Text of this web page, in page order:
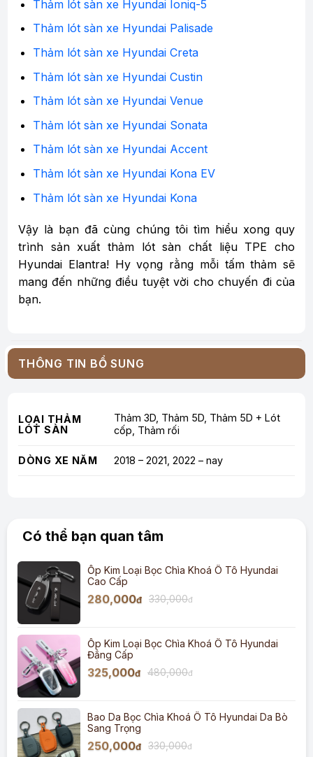
Thảm lót sàn xe Hyundai Ioniq-5
Thảm lót sàn xe Hyundai Palisade
Thảm lót sàn xe Hyundai Creta
Thảm lót sàn xe Hyundai Custin
Thảm lót sàn xe Hyundai Venue
Thảm lót sàn xe Hyundai Sonata
Thảm lót sàn xe Hyundai Accent
Thảm lót sàn xe Hyundai Kona EV
Thảm lót sàn xe Hyundai Kona
Vậy là bạn đã cùng chúng tôi tìm hiểu xong quy
trình sản xuất thảm lót sàn chất liệu TPE cho
Hyundai Elantra! Hy vọng rằng mỗi tấm thảm sẽ
mang đến những điều tuyệt vời cho chuyến đi của
bạn.
THÔNG TIN BỔ SUNG
LOẠI THẢM
LÓT SÀN
Thảm 3D, Thảm 5D, Thảm 5D + Lót
cốp, Thảm rối
DÒNG XE NĂM 2018 – 2021, 2022 – nay
Có thể bạn quan tâm
Ốp Kim Loại Bọc Chìa Khoá Ô Tô Hyundai
Cao Cấp
280,000đ 330,000đ
Ốp Kim Loại Bọc Chìa Khoá Ô Tô Hyundai
Đẳng Cấp
325,000đ 480,000đ
Bao Da Bọc Chìa Khoá Ô Tô Hyundai Da Bò
Sang Trọng
250,000đ 330,000đ